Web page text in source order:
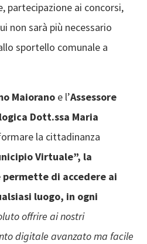
partecipazione ai concorsi,
non sarà più necessario
sportello comunale a
Maiorano e l’Assessore
Dott.ssa Maria
la cittadinanza
Virtuale”, la
di accedere ai
luogo, in ogni
offrire ai nostri
digitale avanzato ma facile